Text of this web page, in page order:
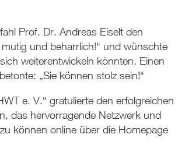
Prof. Dr. Andreas Eiselt den
und beharrlich!“ und wünschte
weiterentwickeln könnten. Einen
„Sie können stolz sein!“
e. V.“ gratulierte den erfolgreichen
das hervorragende Netzwerk und
können online über die Homepage